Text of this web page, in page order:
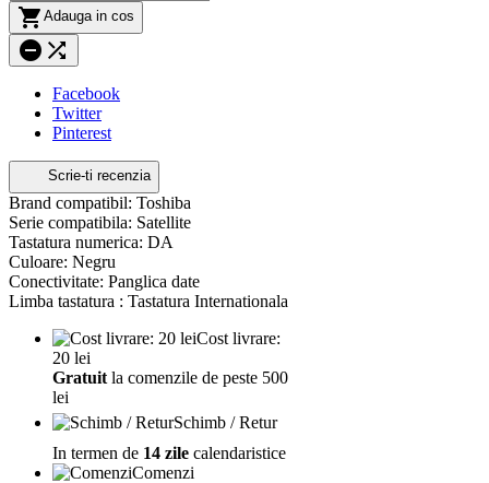
 Adauga in cos
 
Facebook
Twitter
Pinterest
Scrie-ti recenzia
Brand compatibil: Toshiba
Serie compatibila: Satellite
Tastatura numerica: DA
Culoare: Negru
Conectivitate: Panglica date
Limba tastatura : Tastatura Internationala
Cost livrare:
20 lei
Gratuit la comenzile de peste 500
lei
Schimb / Retur
In termen de 14 zile calendaristice
Comenzi